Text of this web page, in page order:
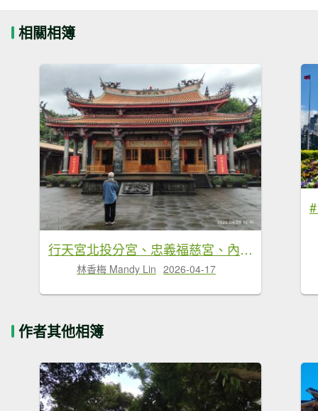
相關相簿
行天宮北投分宮、忠義福慈宮、內湖大港墘公園
林香梅 Mandy Lin 2026-04-17
作者其他相簿